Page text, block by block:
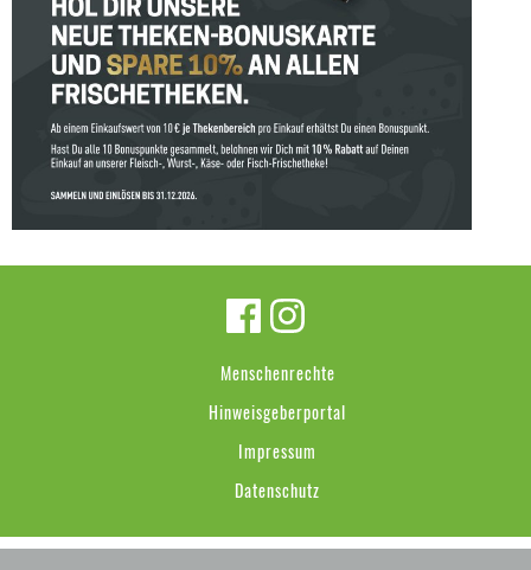
Menschenrechte
Hinweisgeberportal
Impressum
Datenschutz